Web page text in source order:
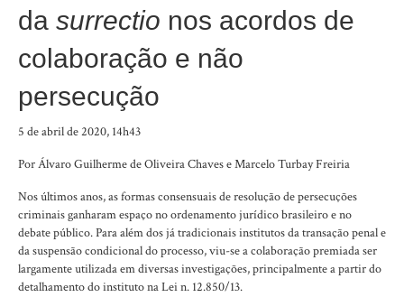
da surrectio nos acordos de
colaboração e não
persecução
5 de abril de 2020, 14h43
Por Álvaro Guilherme de Oliveira Chaves e Marcelo Turbay Freiria
Nos últimos anos, as formas consensuais de resolução de persecuções
criminais ganharam espaço no ordenamento jurídico brasileiro e no
debate público. Para além dos já tradicionais institutos da transação penal e
da suspensão condicional do processo, viu-se a colaboração premiada ser
largamente utilizada em diversas investigações, principalmente a partir do
detalhamento do instituto na Lei n. 12.850/13.